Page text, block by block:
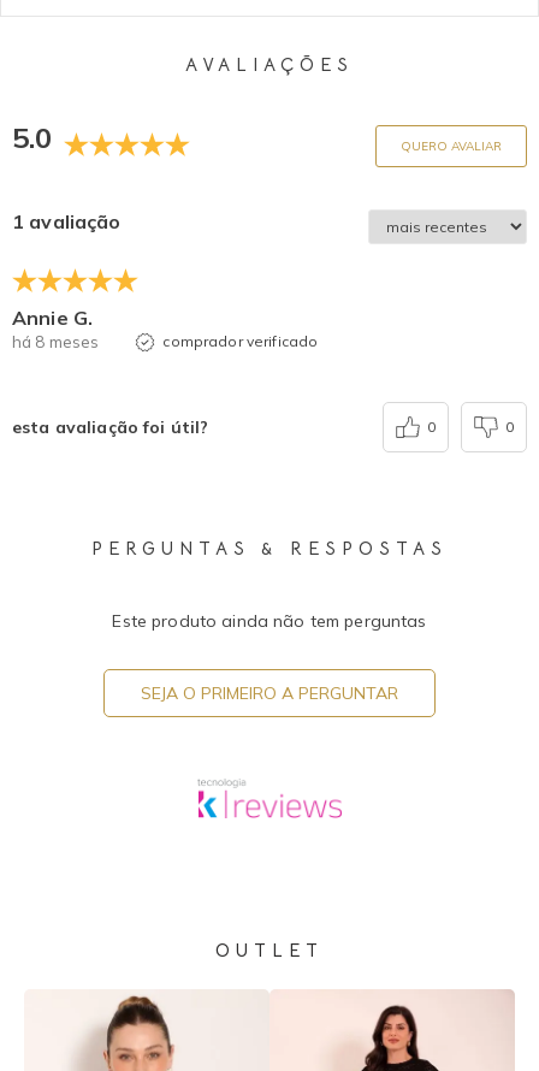
AVALIAÇÕES
5.0 QUERO AVALIAR
1 avaliação
Annie G.
há 8 meses comprador verificado
esta avaliação foi útil? 0 0
PERGUNTAS & RESPOSTAS
Este produto ainda não tem perguntas
SEJA O PRIMEIRO A PERGUNTAR
OUTLET